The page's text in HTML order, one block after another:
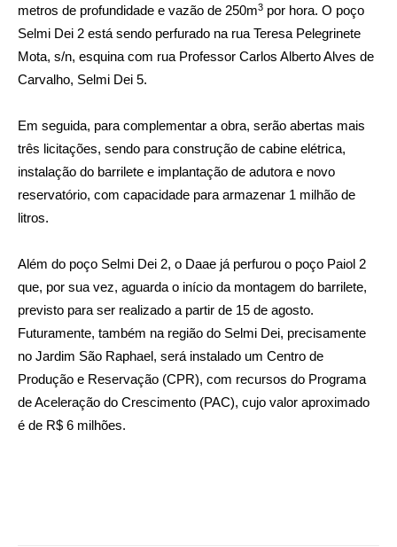
metros de profundidade e vazão de 250m3 por hora. O poço
Selmi Dei 2 está sendo perfurado na rua Teresa Pelegrinete
Mota, s/n, esquina com rua Professor Carlos Alberto Alves de
Carvalho, Selmi Dei 5.
Em seguida, para complementar a obra, serão abertas mais
três licitações, sendo para construção de cabine elétrica,
instalação do barrilete e implantação de adutora e novo
reservatório, com capacidade para armazenar 1 milhão de
litros.
Além do poço Selmi Dei 2, o Daae já perfurou o poço Paiol 2
que, por sua vez, aguarda o início da montagem do barrilete,
previsto para ser realizado a partir de 15 de agosto.
Futuramente, também na região do Selmi Dei, precisamente
no Jardim São Raphael, será instalado um Centro de
Produção e Reservação (CPR), com recursos do Programa
de Aceleração do Crescimento (PAC), cujo valor aproximado
é de R$ 6 milhões.